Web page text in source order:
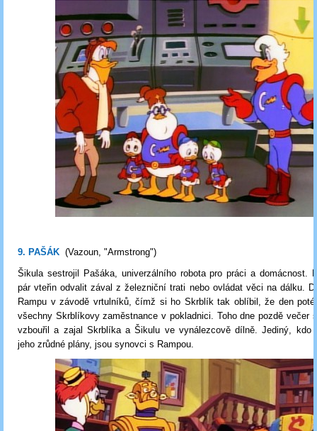
9. PAŠÁK (Vazoun, "Armstrong")
Šikula sestrojil Pašáka, univerzálního robota pro práci a domácnost.
pár vteřin odvalit zával z železniční trati nebo ovládat věci na dálku.
Rampu v závodě vrtulníků, čímž si ho Skrblík tak oblíbil, že den poté
všechny Skrblíkovy zaměstnance v pokladnici. Toho dne pozdě večer
vzbouřil a zajal Skrblíka a Šikulu ve vynálezcově dílně. Jediný, kdo
jeho zrůdné plány, jsou synovci s Rampou.